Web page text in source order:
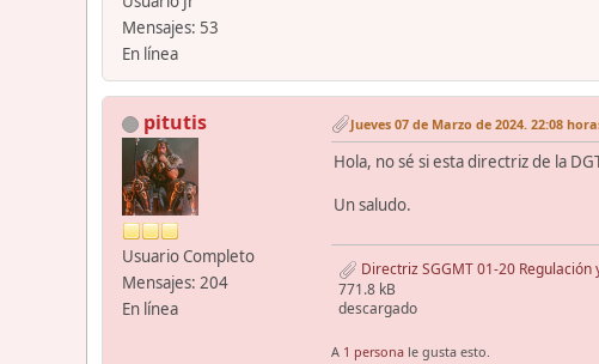
Mensajes: 53
En línea
pitutis
Usuario Completo
Mensajes: 204
En línea
Jueves 07 de Marzo de 2024. 22:08
Hola, no sé si esta directriz de la
Un saludo.
Directriz SGGMT 01-20
771.8 kB
descargado
A 1 persona le gusta esto.